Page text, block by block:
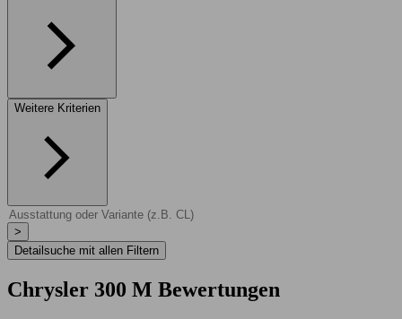
Weitere Kriterien
>
Detailsuche mit allen Filtern
Chrysler 300 M Bewertungen